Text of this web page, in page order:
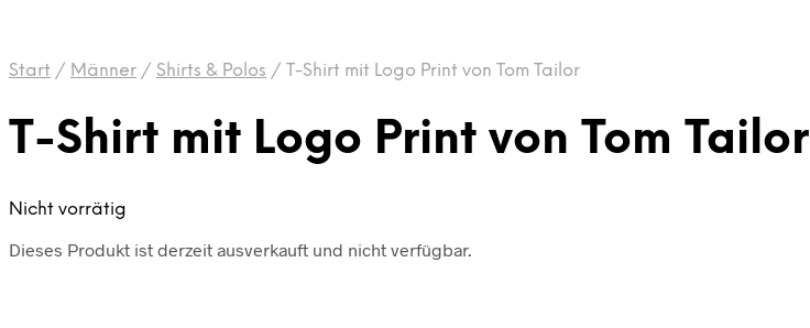
Start / Männer / Shirts & Polos / T-Shirt mit Logo Print von Tom Tailor
T-Shirt mit Logo Print von Tom Tailor
Nicht vorrätig
Dieses Produkt ist derzeit ausverkauft und nicht verfügbar.